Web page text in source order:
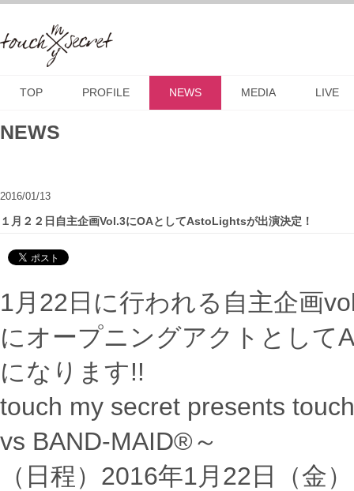
TOP PROFILE NEWS MEDIA LIVE
NEWS
2016/01/13
１月２２日自主企画Vol.3にOAとしてAstoLightsが出演決定！
1月22日に行われる自主企画
にオープニングアクトとして
になります!!
touch my secret presents
vs BAND-MAID®～
（日程）2016年1月22日（金）